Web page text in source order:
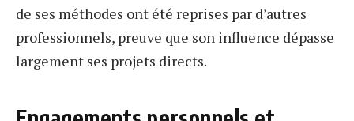
de ses méthodes ont été reprises par d’autres
professionnels, preuve que son influence dépasse
largement ses projets directs.